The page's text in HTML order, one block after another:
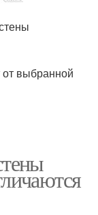
от выбранной